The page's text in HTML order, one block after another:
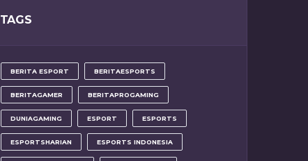
TAGS
BERITA ESPORT BERITAESPORTS
BERITAGAMER BERITAPROGAMING
DUNIAGAMING ESPORT ESPORTS
ESPORTSHARIAN ESPORTS INDONESIA